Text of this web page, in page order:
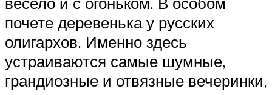
почете деревенька у русских
олигархов. Именно здесь
устраиваются самые шумные,
грандиозные и отвязные вечеринки,